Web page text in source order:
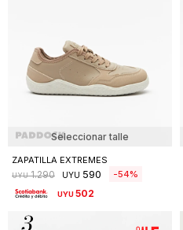
Seleccionar talle
ZAPATILLA EXTREMES
UYU 1.290 UYU 590 54
UYU502